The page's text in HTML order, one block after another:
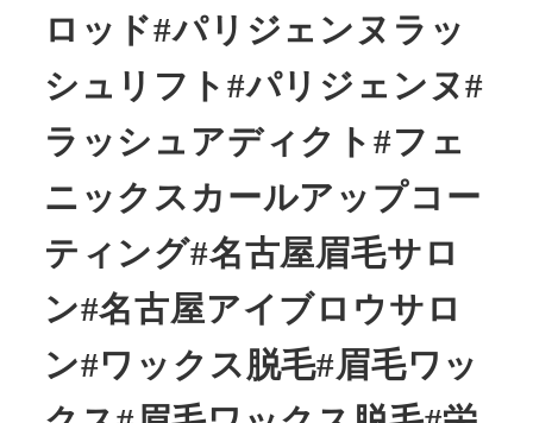
ロッド#パリジェンヌラッ
シュリフト#パリジェンヌ#
ラッシュアディクト#フェ
ニックスカールアップコー
ティング#名古屋眉毛サロ
ン#名古屋アイブロウサロ
ン#ワックス脱毛#眉毛ワッ